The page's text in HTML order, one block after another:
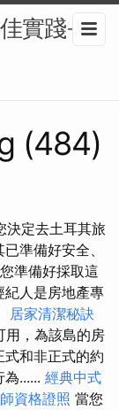
實踐-
(484)
定去土耳其旅
準備好安全、
準備好採取這
紀人是房地產專
居家清潔秘訣
用，為該島的房
和非正式的約
...... 經典中式
資格證照 當您